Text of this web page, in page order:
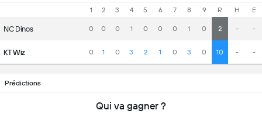
1 2 3 4 5 6 7 8 9 R H E
NC Dinos 0 0 0 1 0 0 0 1 0 2 - -
KT Wiz 0 1 0 3 2 1 0 3 0 10 - -
Prédictions
Qui va gagner ?